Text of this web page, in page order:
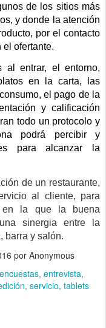
de los sitios más
y donde la atención
por el contacto
ofertante.
al entrar, el entorno,
en la carta, las
el pago de la
y calificación
todo un protocolo y
podrá percibir y
para alcanzar la
de un restaurante,
al cliente, para
en la que la buena
sinergia entre la
barra y salón.
por Anonymous
encuestas entrevista
servicio tablets